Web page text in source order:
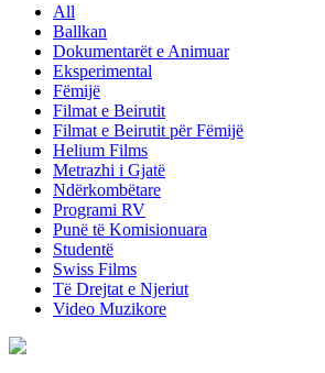
All
Ballkan
Dokumentarët e Animuar
Eksperimental
Fëmijë
Filmat e Beirutit
Filmat e Beirutit për Fëmijë
Helium Films
Metrazhi i Gjatë
Ndërkombëtare
Programi RV
Punë të Komisionuara
Studentë
Swiss Films
Të Drejtat e Njeriut
Video Muzikore